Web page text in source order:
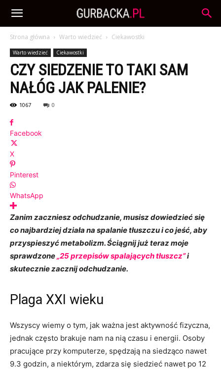
Strona główna Warto wiedzieć Ciekawostki
Warto wiedzieć Ciekawostki
CZY SIEDZENIE TO TAKI SAM
NAŁÓG JAK PALENIE?
1067 0
Facebook
X
Pinterest
WhatsApp
Zanim zaczniesz odchudzanie, musisz dowiedzieć się
co najbardziej działa na spalanie tłuszczu i co jeść, aby
przyspieszyć metabolizm.Ściągnij już teraz moje
sprawdzone„25 przepisów spalających tłuszcz”i
skutecznie zacznij odchudzanie.
Plaga XXI wieku
Wszyscy wiemy o tym, jak ważna jest aktywność fizyczna,
jednak często brakuje nam na nią czasu i energii. Osoby
pracujące przy komputerze, spędzają na siedząco nawet
9.3 godzin, a niektórym, zdarza się siedzieć nawet po 12